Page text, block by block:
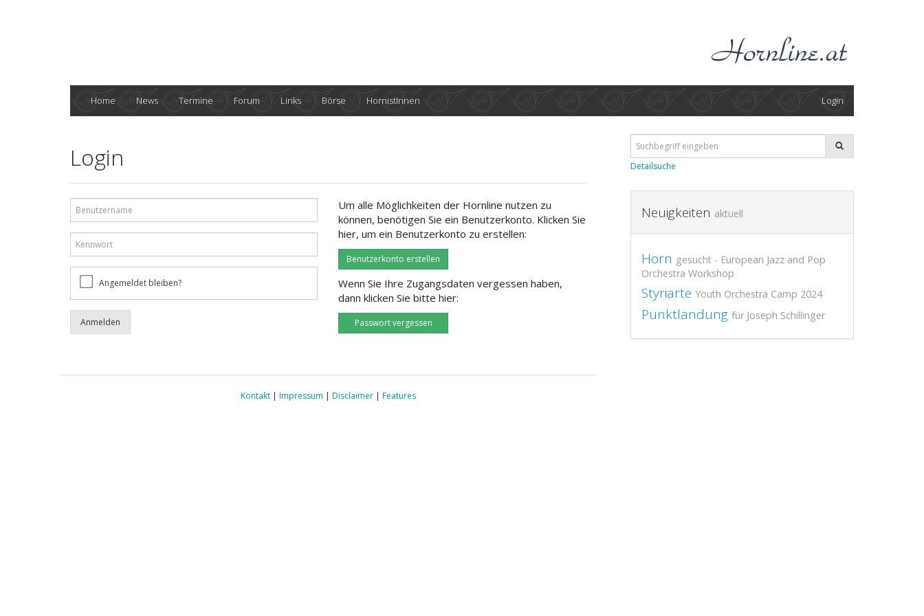
Home News Termine Forum Links Börse HornistInnen Login
Login
bleiben?Angemeldet bleiben?
Um alle Möglichkeiten der Hornline nutzen zu
können, benötigen Sie ein Benutzerkonto. Klicken Sie
hier, um ein Benutzerkonto zu erstellen:
Benutzerkonto erstellen
Wenn Sie Ihre Zugangsdaten vergessen haben,
dann klicken Sie bitte hier:
Passwort vergessen
Detailsuche
Neuigkeiten aktuell
Horn gesucht - European Jazz and Pop
Orchestra Workshop
Styriarte Youth Orchestra Camp 2024
Punktlandung für Joseph Schillinger
Kontakt| Impressum | Disclaimer| Features